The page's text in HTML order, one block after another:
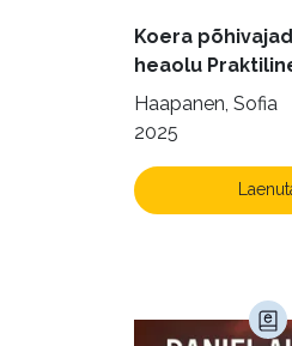
Krimi ja
Kultuur ja
Kunst ja
Laste- ja
Koera
heaolu
käsiraamat
rahuldust
Haapanen, Sofia
2025